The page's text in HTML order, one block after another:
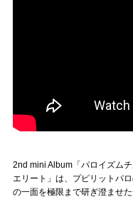
2nd mini Album「パロイズム
エリート」は、プピリットパ
の一面を極限まで研ぎ澄ませた